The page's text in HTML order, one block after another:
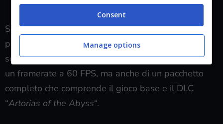
VEDI SU INSTANT GAMING
Si tratta della rifacimento in chiave moderna del
primo capitolo della trilogia di Dark Souls che non
solo è stato dotato di una risoluzione maggiore e di
un framerate a 60 FPS, ma anche di un pacchetto
completo che comprende il gioco base e il DLC
“Artorias of the Abyss“.
Consent
Manage options